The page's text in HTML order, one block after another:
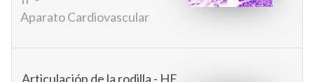
Aparato Cardiovascular
Articulación de la rodilla - HE